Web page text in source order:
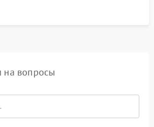
на вопросы